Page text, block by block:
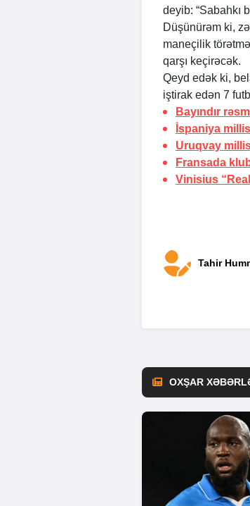
deyib: “Sabahkı
Düşünürəm ki,
maneçilik
qarşı keçirəcək.
Qeyd edək ki,
iştirak edən 7
Bayındır
İspaniya
Uruqvay
Fransada
Vinisius
Tahir
OXŞAR